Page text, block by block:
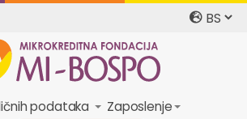
podataka
Zaposlenje